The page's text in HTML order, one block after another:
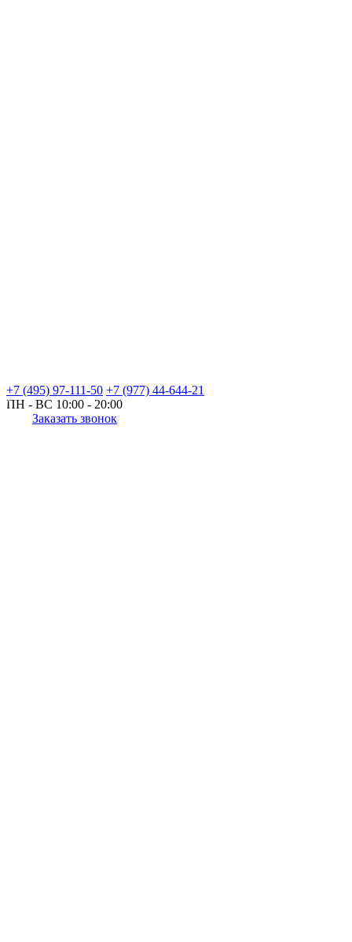
+7 (495) 97-111-50 +7 (977) 44-644-21
ПН - ВС 10:00 - 20:00
Заказать звонок